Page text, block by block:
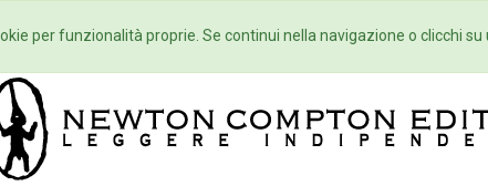
Home Autori Eventi Collane
per funzionalità proprie. Se continui nella navigazione o clicchi